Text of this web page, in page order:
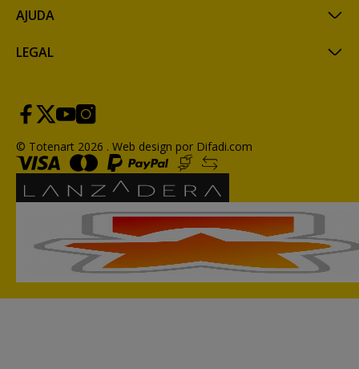
AJUDA
LEGAL
© Totenart 2026 . Web design por Difadi.com